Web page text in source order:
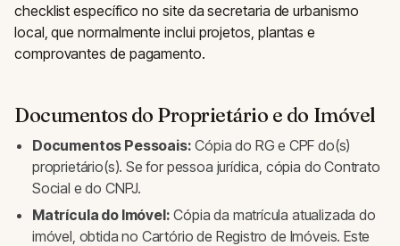
checklist específico no site da secretaria de urbanismo
local, que normalmente inclui projetos, plantas e
comprovantes de pagamento.
Documentos do Proprietário e do Imóvel
Documentos Pessoais: Cópia do RG e CPF do(s)
proprietário(s). Se for pessoa jurídica, cópia do Contrato
Social e do CNPJ.
Matrícula do Imóvel: Cópia da matrícula atualizada do
imóvel, obtida no Cartório de Registro de Imóveis. Este